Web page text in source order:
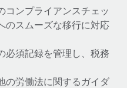
ースを120%に増やした
コンプライアンスチェッ
のスムーズな移行に対応
必須記録を管理し、税務
の労働法に関するガイダ